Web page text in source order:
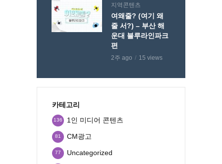
지역콘텐츠
여왜줄? (여기 왜
줄 서?) – 부산 해
운대 블루라인파크
편
2주 ago 15 views
카테고리
1인 미디어 콘텐츠
136
CM광고
81
Uncategorized
77